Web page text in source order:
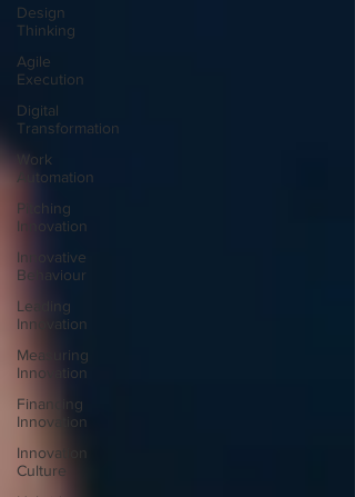
Design
Thinking
Agile
Execution
Digital
Transformation
Work
Automation
Pitching
Innovation
Innovative
Behaviour
Leading
Innovation
Measuring
Innovation
Financing
Innovation
Innovation
Culture